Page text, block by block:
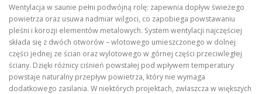
Wentylacja w saunie pełni podwójną rolę: zapewnia dopływ świeżego
powietrza oraz usuwa nadmiar wilgoci, co zapobiega powstawaniu
pleśni i korozji elementów metalowych. System wentylacji najczęściej
składa się z dwóch otworów – wlotowego umieszczonego w dolnej
części jednej ze ścian oraz wylotowego w górnej części przeciwległej
ściany. Dzięki różnicy ciśnień powstałej pod wpływem temperatury
powstaje naturalny przepływ powietrza, który nie wymaga
dodatkowego zasilania. W niektórych projektach, zwłaszcza w większych